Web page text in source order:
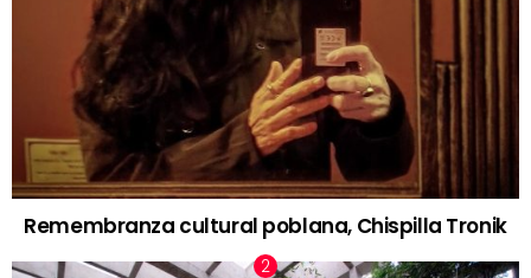
Remembranza cultural poblana, Chispilla Tronik